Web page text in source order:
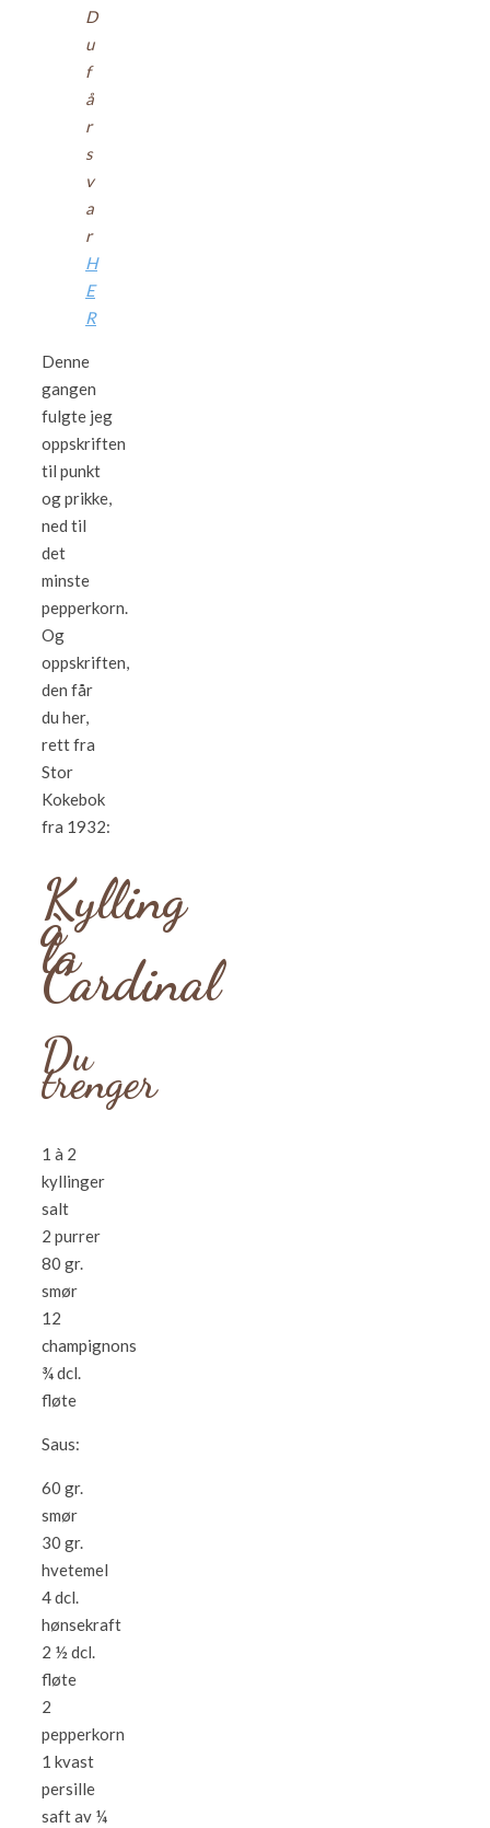
D
u
f
å
r
s
v
a
r
H
E
R
Denne
gangen
fulgte jeg
oppskriften
til punkt
og prikke,
ned til
det
minste
pepperkorn.
Og
oppskriften,
den får
du her,
rett fra
Stor
Kokebok
fra 1932:
Kylling
à
la
Cardinal
Du
trenger
1 à 2
kyllinger
salt
2 purrer
80 gr.
smør
12
champignons
¾ dcl.
fløte
Saus:
60 gr.
smør
30 gr.
hvetemel
4 dcl.
hønsekraft
2 ½ dcl.
fløte
2
pepperkorn
1 kvast
persille
saft av ¼